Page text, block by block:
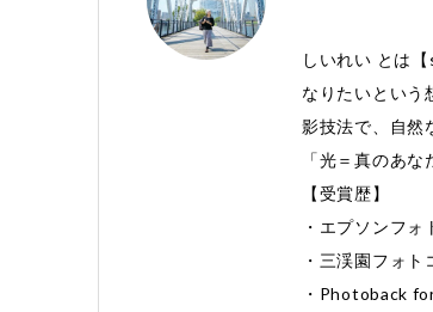
しいれい とは
なりたいという
影技法で、自然
「光＝真のあ
【受賞歴】
・エプソンフ
・三渓園フォ
・Photoback